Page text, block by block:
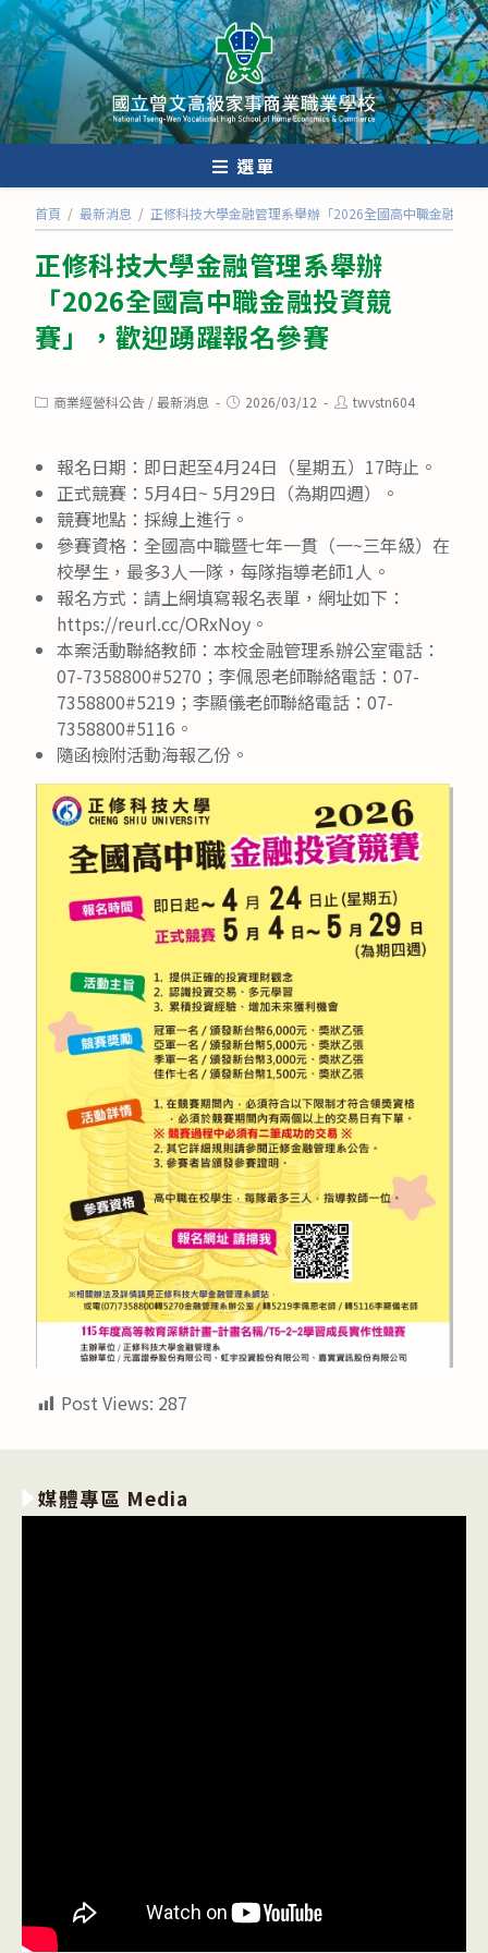
跳
轉
至
主
要
內
選單
首頁 / 最新消息 / 正修科技大學金融管理系舉辦「2026全國高中職金融投資
正修科技大學金融管理系舉辦
「2026全國高中職金融投資競
賽」，歡迎踴躍報名參賽
Post商業經營科公告 /最新消息
Post2026/03/12
Posttwvstn604
報名日期：即日起至4月24日（星期五）17時止。
正式競賽：5月4日~ 5月29日（為期四週）。
競賽地點：採線上進行。
參賽資格：全國高中職暨七年一貫（一~三年級）在
校學生，最多3人一隊，每隊指導老師1人。
報名方式：請上網填寫報名表單，網址如下：
https://reurl.cc/ORxNoy。
本案活動聯絡教師：本校金融管理系辦公室電話：
07-7358800#5270；李佩恩老師聯絡電話：07-
7358800#5219；李顯儀老師聯絡電話：07-
7358800#5116。
隨函檢附活動海報乙份。
Post Views: 287
媒體專區 Media